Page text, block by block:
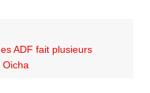
ADF fait plusieurs